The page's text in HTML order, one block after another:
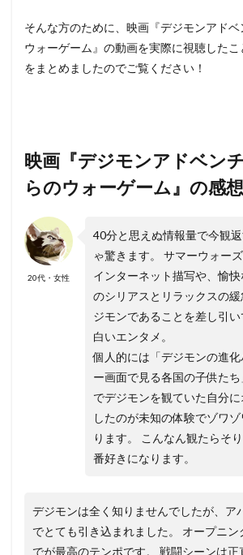
そんな方のために、映画『デジモンアド
ウォーゲーム』の動画を実際に視聴した
をまとめましたのでご覧ください！
映画『デジモンアドベン
らのウォーゲーム』の感想
20代・女性
40分と思えぬ情報量で今観
ゃ驚きます。 サマーウォー
インターネット描写や、愉
のシリアスとリラックスの
ジモンであることを差し引
白いエンタメ。
個人的には「デジモンの進
ー画面で見る各国の子供た
でデジモンを観ていた自分
したのが未知の体験でゾワ
ります。 こんなん観たらそ
番好きになります。
デジモンは全く知りませんでしたが、ア
でとても引き込まれました。 オープニン
でが最高のテンポです。 戦闘シーンは正